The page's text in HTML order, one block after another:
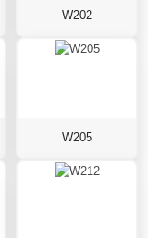
W202
W205